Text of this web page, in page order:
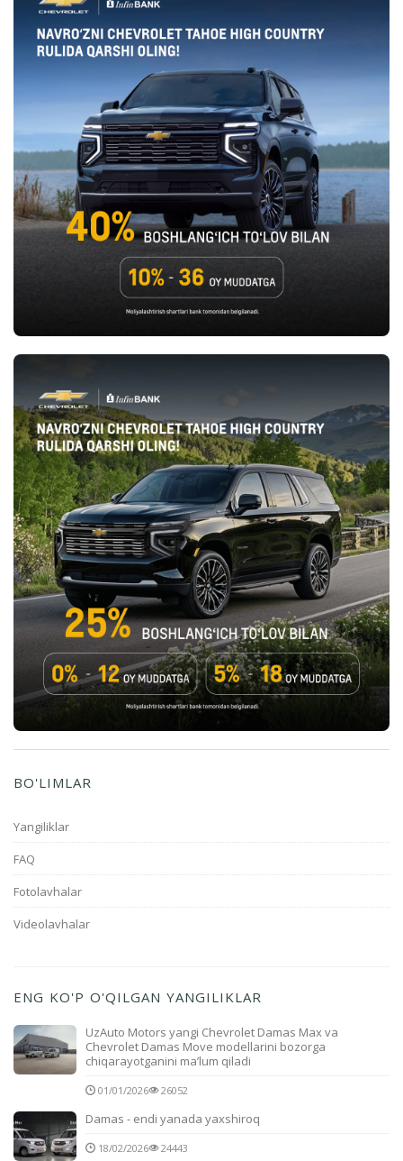
BO'LIMLAR
Yangiliklar
FAQ
Fotolavhalar
Videolavhalar
ENG KO'P O'QILGAN YANGILIKLAR
UzAuto Motors yangi Chevrolet Damas Max va
Chevrolet Damas Move modellarini bozorga
chiqarayotganini ma’lum qiladi
01/01/2026 26052
Damas - endi yanada yaxshiroq
18/02/2026 24443